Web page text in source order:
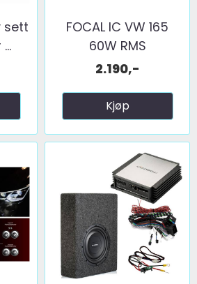
sett
FOCAL IC VW 165
60W RMS
2.190,-
Kjøp